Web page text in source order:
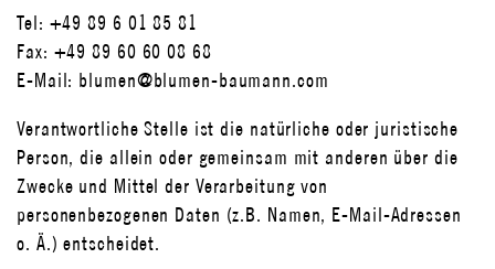
Tel: +49 89 6 01 85 81
Fax: +49 89 60 60 08 68
E-Mail: blumen@blumen-baumann.com
Verantwortliche Stelle ist die natürliche oder juristische
Person, die allein oder gemeinsam mit anderen über die
Zwecke und Mittel der Verarbeitung von
personenbezogenen Daten (z.B. Namen, E-Mail-Adressen
o. Ä.) entscheidet.